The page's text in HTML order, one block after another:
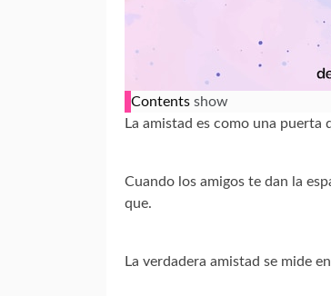
Contents show
La amistad es como una puerta
Cuando los amigos te dan la
que.
La verdadera amistad se mide